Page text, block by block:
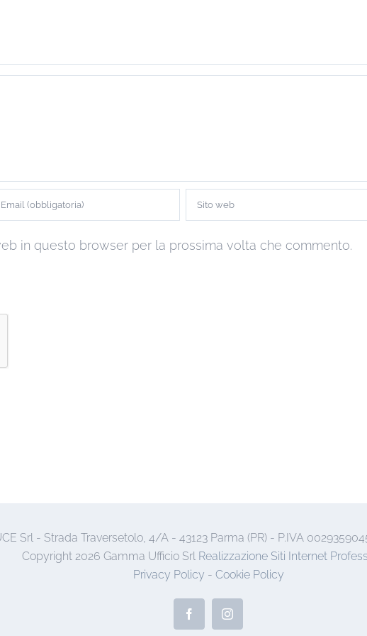
in questo browser per la prossima volta che commento.
Srl - Strada Traversetolo, 4/A - 43123 Parma (PR) - P.IVA
Copyright 2026 Gamma Ufficio Srl Realizzazione Siti Internet
Privacy Policy - Cookie Policy
FacebookInstagram